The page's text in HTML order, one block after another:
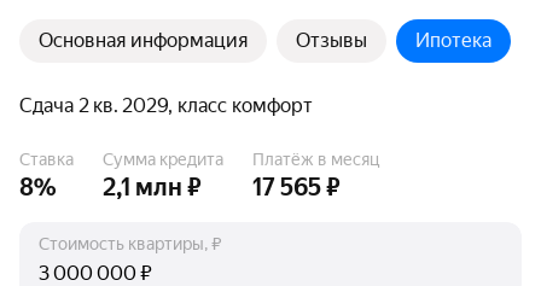
Основная информация Отзывы Ипотека
Сдача 2 кв. 2029, класс комфорт
Ставка
8%
Сумма кредита
2,1 млн ₽
Платёж в месяц
17 565 ₽
Стоимость квартиры, ₽
₽